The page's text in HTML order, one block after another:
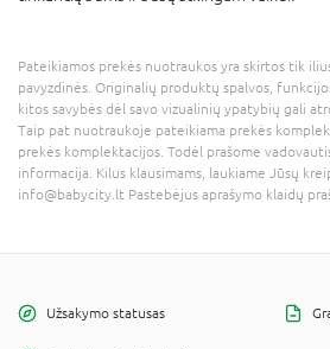
Pateikiamos prekės nuotraukos yra skirtos tik
pavyzdinės. Originalių produktų spalvos,
kitos savybės dėl savo vizualinių ypatybių gali
Taip pat nuotraukoje pateikiama prekės
prekės komplektacijos. Todėl prašome
informacija. Kilus klausimams, laukiame Jūsų
info@babycity.lt Pastebėjus aprašymo klaidų
Užsakymo statusas